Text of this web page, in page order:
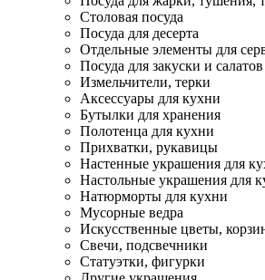
Столовая посуда
Посуда для десерта
Отдельные элементы для
Посуда для закуски и салатов
Измельчители, терки
Аксессуары для кухни
Бутылки для хранения
Полотенца для кухни
Прихватки, рукавицы
Настенные украшения для
Настольные украшения для
Натюрморты для кухни
Мусорные ведра
Искусственные цветы,
Свечи, подсвечники
Статуэтки, фигурки